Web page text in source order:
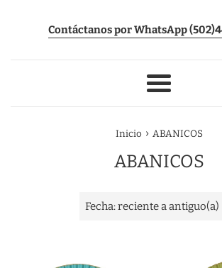
Contáctanos por WhatsApp
Más
Inicio › ABANICOS
ABANICOS
Ordenar